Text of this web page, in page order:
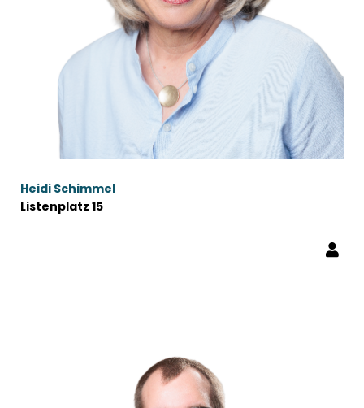
Heidi Schimmel
Listenplatz 15